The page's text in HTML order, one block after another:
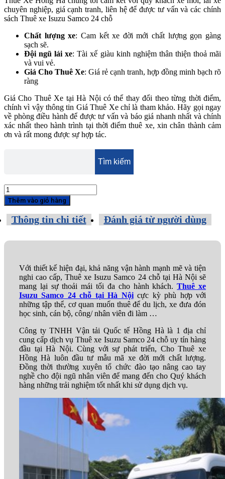
chuyên nghiệp, giá cạnh tranh, liên hệ để được tư vấn và các chính
sách Thuê xe Isuzu Samco 24 chỗ
Chất lượng xe: Cam kết xe đời mới chất lượng gọn gàng
sạch sẽ.
Đội ngũ lái xe: Tài xế giàu kinh nghiệm thân thiện thoả mãi
và vui vẻ.
Giá Cho Thuê Xe: Giá rẻ cạnh tranh, hợp đồng minh bạch rõ
ràng
Giá Cho Thuê Xe tại Hà Nội có thể thay đổi theo từng thời điểm,
chính vì vậy thông tin Giá Thuê Xe chỉ là tham khảo. Hãy gọi ngay
về phòng điều hành để được tư vấn và báo giá nhanh nhất và chính
xác nhất theo hành trình tại thời điểm thuê xe, xin chân thành cảm
ơn và rất mong được sự hợp tác.
Thuê
Xe
Isuzu
Samco
24
Hà
lượng
Thêm vào giỏ hàng
Thông tin chi tiết Đánh giá từ người dùng
Với thiết kế hiện đại, khả năng vận hành mạnh mẽ và tiện
nghi cao cấp, Thuê xe Isuzu Samco 24 chỗ tại Hà Nội sẽ
mang lại sự thoải mái tối đa cho hành khách.Thuê xe
Isuzu Samco 24 chỗ tại Hà Nộicực kỳ phù hợp với
những tập thể, cơ quan muốn thuê để du lịch, xe đưa đón
học sinh, cán bộ, công/ nhân viên đi làm …
Công ty TNHH Vận tải Quốc tế Hồng Hà là 1 địa chỉ
cung cấp dịch vụ Thuê xe Isuzu Samco 24 chỗ uy tín hàng
đầu tại Hà Nội. Cùng với sự phát triển, Cho Thuê xe
Hồng Hà luôn đầu tư mẫu mã xe đời mới chất lượng.
Đồng thời thường xuyên tổ chức đào tạo nâng cao tay
nghề cho đội ngũ nhân viên để mang đến cho Quý khách
hàng những trải nghiệm tốt nhất khi sử dụng dịch vụ.